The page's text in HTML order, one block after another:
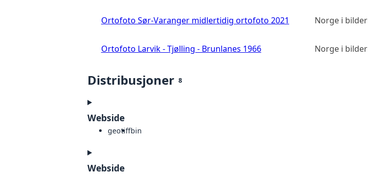
Ortofoto Sør-Varanger midlertidig ortofoto 2021 Norge i bilder
Ortofoto Larvik - Tjølling - Brunlanes 1966 Norge i bilder
Distribusjoner 8
Webside
geotiffbin
Webside